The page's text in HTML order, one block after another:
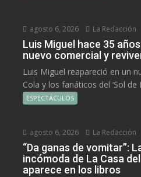
agosto 6, 2026 La Redacción
Luis Miguel hace 35
nuevo comercial y
Luis Miguel reapareció en un
Cola y los fanáticos del ‘Sol de
ESPECTÁCULOS
agosto 6, 2026 La Redacción
“Da ganas de vomitar”:
incómoda de La Casa
aparece en los libros